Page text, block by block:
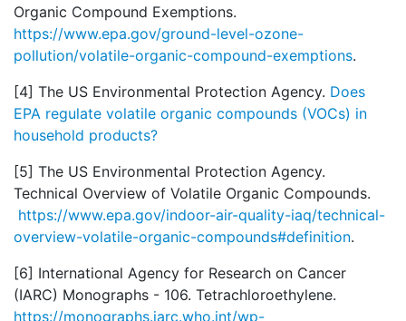
Organic Compound Exemptions.
https://www.epa.gov/ground-level-ozone-
pollution/volatile-organic-compound-exemptions.
[4] The US Environmental Protection Agency. Does
EPA regulate volatile organic compounds (VOCs) in
household products?
[5] The US Environmental Protection Agency.
Technical Overview of Volatile Organic Compounds.
https://www.epa.gov/indoor-air-quality-iaq/technical-
overview-volatile-organic-compounds#definition.
[6] International Agency for Research on Cancer
(IARC) Monographs - 106. Tetrachloroethylene.
https://monographs.iarc.who.int/wp-